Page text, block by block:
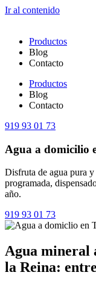
Ir al contenido
Productos
Blog
Contacto
Productos
Blog
Contacto
919 93 01 73
Agua a domicilio
Disfruta de agua pura
programada,
año.
919 93 01 73
Agua mineral
la Reina: